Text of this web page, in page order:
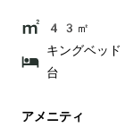
43㎡
キングベッ
台
アメニティ